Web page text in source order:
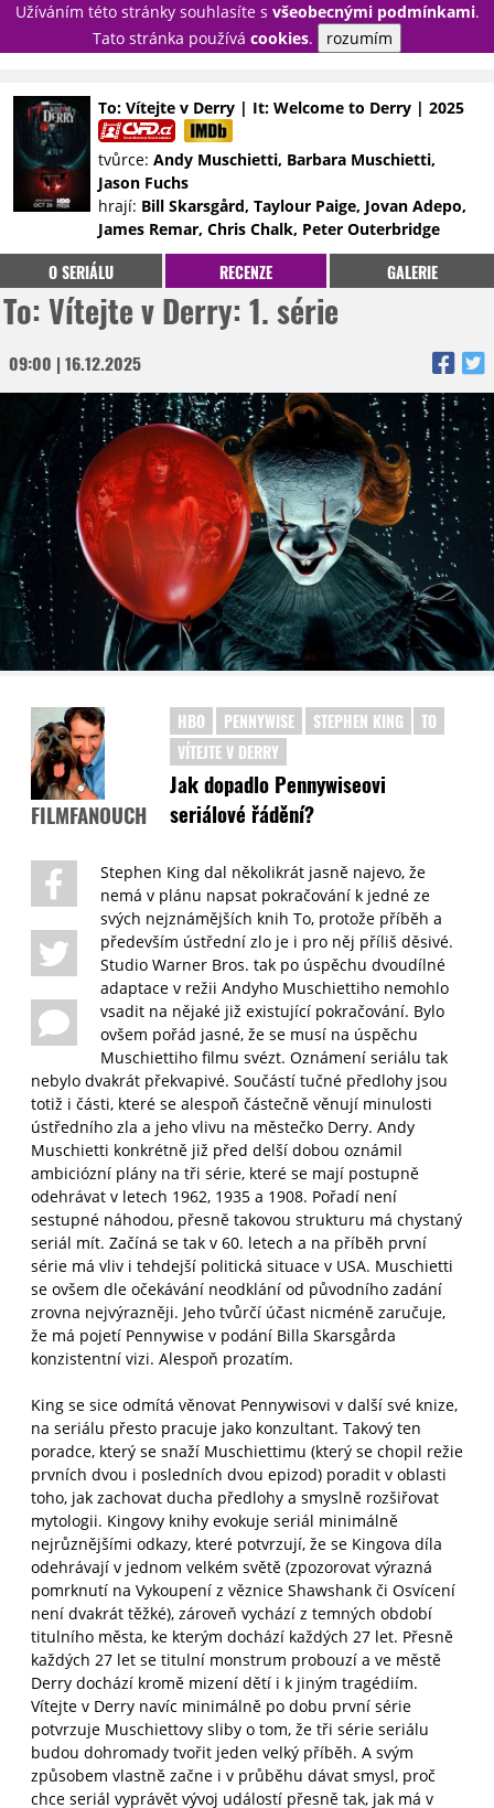
Užíváním této stránky souhlasíte s všeobecnými podmínkami.
Tato stránka používá cookies. rozumím
PŘIHLÁSIT
NOVINKY
TÉMATA
RECENZE
EPIZODY
KULT
TRAILERY
GALERIE
DISKUZE
STATISTIKY
TIRÁŽ
To: Vítejte v Derry | It: Welcome to Derry | 2025
tvůrce: Andy Muschietti, Barbara Muschietti,
Jason Fuchs
hrají: Bill Skarsgård, Taylour Paige, Jovan Adepo,
James Remar, Chris Chalk, Peter Outerbridge
O SERIÁLU RECENZE GALERIE
To: Vítejte v Derry: 1. série
09:00 | 16.12.2025
FILMFANOUCH
HBO PENNYWISE STEPHEN KING
TO
VÍTEJTE V DERRY
Jak dopadlo Pennywiseovi
seriálové řádění?
Stephen King dal několikrát jasně najevo, že
nemá v plánu napsat pokračování k jedné ze
svých nejznámějších knih To, protože příběh a
především ústřední zlo je i pro něj příliš děsivé.
Studio Warner Bros. tak po úspěchu dvoudílné
adaptace v režii Andyho Muschiettiho nemohlo
vsadit na nějaké již existující pokračování. Bylo
ovšem pořád jasné, že se musí na úspěchu
Muschiettiho filmu svézt. Oznámení seriálu tak
nebylo dvakrát překvapivé. Součástí tučné předlohy jsou
totiž i části, které se alespoň částečně věnují minulosti
ústředního zla a jeho vlivu na městečko Derry. Andy
Muschietti konkrétně již před delší dobou oznámil
ambiciózní plány na tři série, které se mají postupně
odehrávat v letech 1962, 1935 a 1908. Pořadí není
sestupné náhodou, přesně takovou strukturu má chystaný
seriál mít. Začíná se tak v 60. letech a na příběh první
série má vliv i tehdejší politická situace v USA. Muschietti
se ovšem dle očekávání neodklání od původního zadání
zrovna nejvýrazněji. Jeho tvůrčí účast nicméně zaručuje,
že má pojetí Pennywise v podání Billa Skarsgårda
konzistentní vizi. Alespoň prozatím.
King se sice odmítá věnovat Pennywisovi v další své knize,
na seriálu přesto pracuje jako konzultant. Takový ten
poradce, který se snaží Muschiettimu (který se chopil režie
prvních dvou i posledních dvou epizod) poradit v oblasti
toho, jak zachovat ducha předlohy a smyslně rozšiřovat
mytologii. Kingovy knihy evokuje seriál minimálně
nejrůznějšími odkazy, které potvrzují, že se Kingova díla
odehrávají v jednom velkém světě (zpozorovat výrazná
pomrknutí na Vykoupení z věznice Shawshank či Osvícení
není dvakrát těžké), zároveň vychází z temných období
titulního města, ke kterým dochází každých 27 let. Přesně
každých 27 let se titulní monstrum probouzí a ve městě
Derry dochází kromě mizení dětí i k jiným tragédiím.
Vítejte v Derry navíc minimálně po dobu první série
potvrzuje Muschiettovy sliby o tom, že tři série seriálu
budou dohromady tvořit jeden velký příběh. A svým
způsobem vlastně začne i v průběhu dávat smysl, proč
chce seriál vyprávět vývoj událostí přesně tak, jak má v